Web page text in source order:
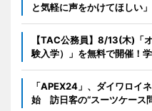
と気軽に声をかけてほしい」
【TAC公務員】8/13(木)「
験入学）」を無料で開催！
「APEX24」、ダイワロイ
始 訪日客の“スーツケース